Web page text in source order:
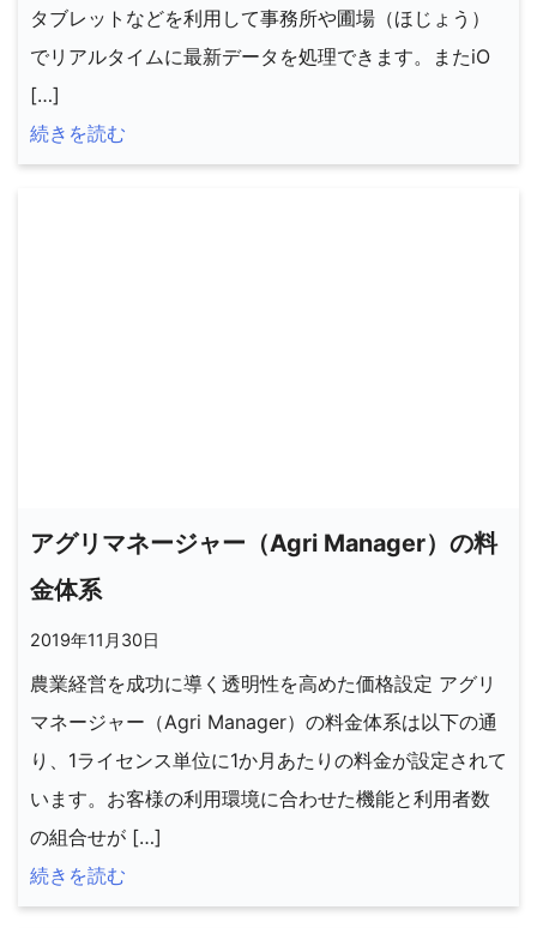
タブレットなどを利用して事務所や圃場（ほじょう）
でリアルタイムに最新データを処理できます。またiO
[…]
続きを読む
アグリマネージャー（Agri Manager）の料
金体系
2019年11月30日
農業経営を成功に導く透明性を高めた価格設定 アグリ
マネージャー（Agri Manager）の料金体系は以下の通
り、1ライセンス単位に1か月あたりの料金が設定されて
います。お客様の利用環境に合わせた機能と利用者数
の組合せが […]
続きを読む